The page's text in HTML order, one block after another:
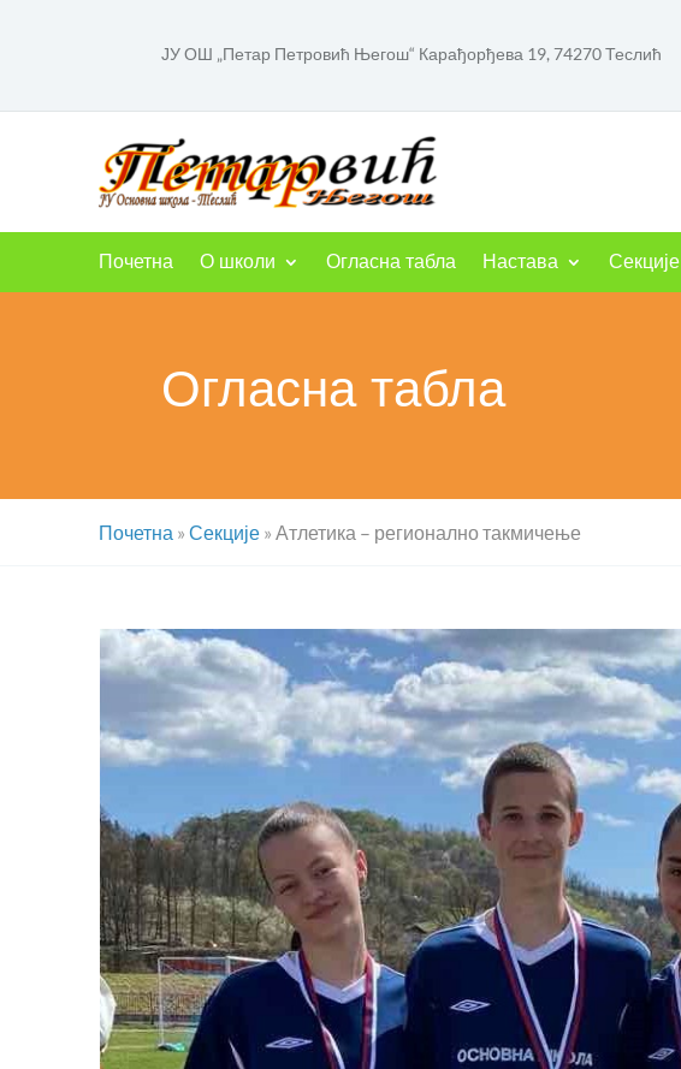
ЈУ ОШ „Петар Петровић Његош“ Карађорђева 19, 74270 Теслић
Почетна О школи Огласна табла Настава Секције
Огласна табла
Почетна » Секције » Атлетика – регионално такмичење